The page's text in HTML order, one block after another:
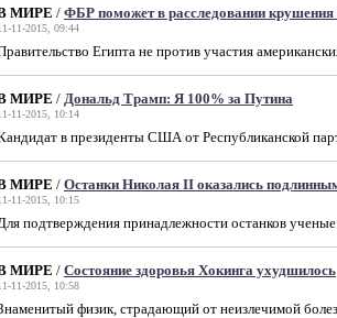
МИРЕ / ФБР поможет в расследовании крушения
11-2015, 09:44
Египта не против участия
МИРЕ / Дональд Трамп: Я 100% за Путина
11-2015, 10:14
в президенты США от Республиканской
МИРЕ / Останки Николая II оказались
11-2015, 10:15
подтверждения принадлежности останков
МИРЕ / Состояние здоровья Хокинга ухудшилось
11-2015, 10:58
физик, страдающий от неизлечимой